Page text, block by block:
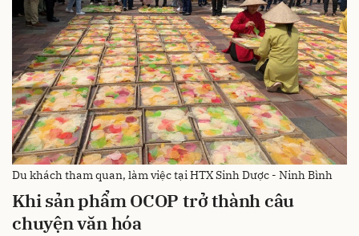
Du khách tham quan, làm việc tại HTX Sinh Dược - Ninh Bình
Khi sản phẩm OCOP trở thành câu
chuyện văn hóa